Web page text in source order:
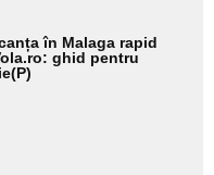
în Malaga rapid
ghid pentru